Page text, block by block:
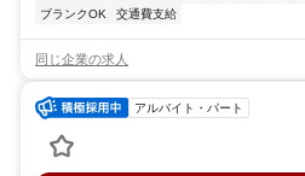
ブランクOK
交通費支給
同じ企業の求人
アルバイト・パート